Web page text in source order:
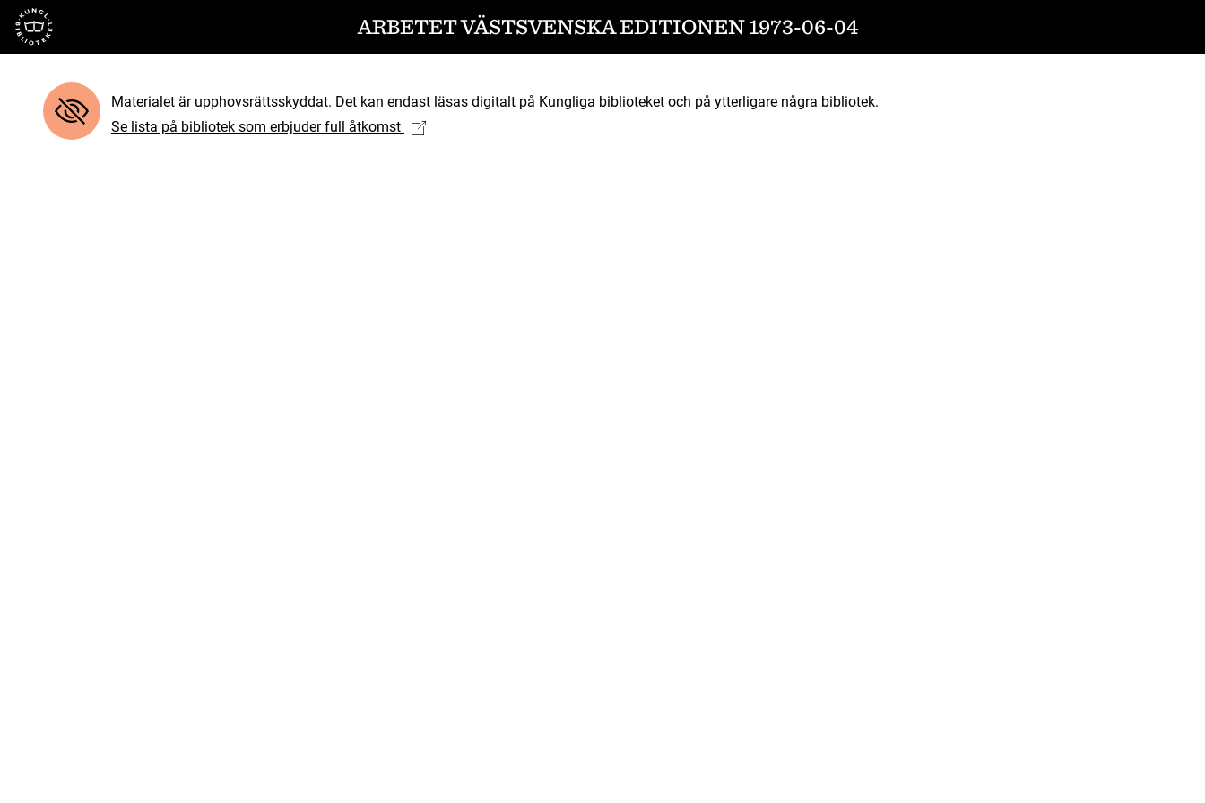
Till startsidan ARBETET VÄSTSVENSKA EDITIONEN 1973-06-04
Materialet är upphovsrättsskyddat. Det kan endast läsas digitalt på Kungliga biblioteket och på ytterligare några bibliotek.
Se lista på bibliotek som erbjuder full åtkomst